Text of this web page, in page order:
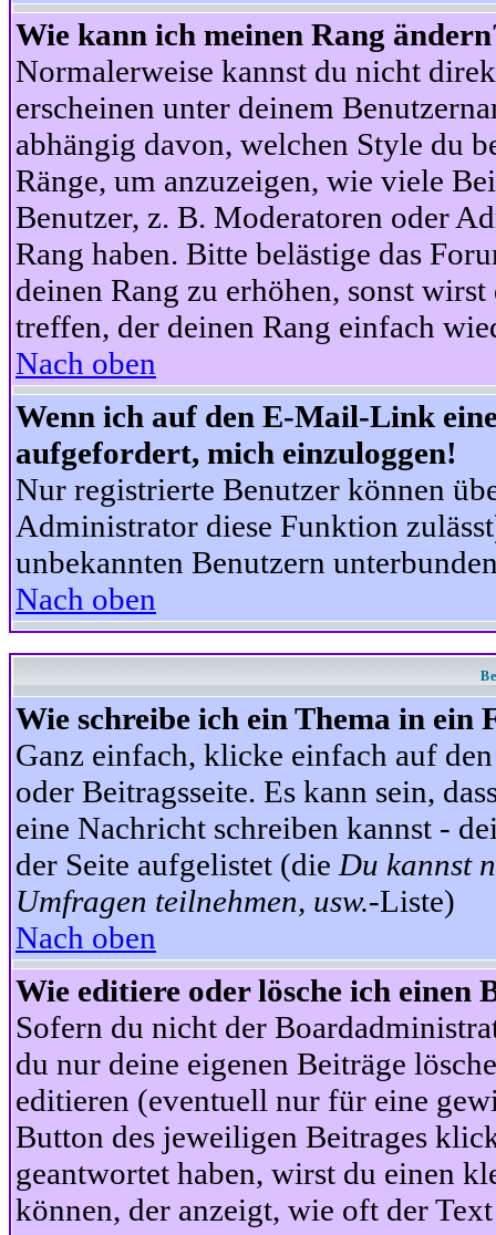
Wie kann ich meinen Rang
Normalerweise kannst du nicht
erscheinen unter deinem
abhängig davon, welchen Style du
Ränge, um anzuzeigen, wie viele
Benutzer, z. B. Moderatoren oder
Rang haben. Bitte belästige das
deinen Rang zu erhöhen, sonst
treffen, der deinen Rang einfach
Nach oben
Wenn ich auf den E-Mail-Link
aufgefordert, mich einzuloggen!
Nur registrierte Benutzer können
Administrator diese Funktion
unbekannten Benutzern
Nach oben
Wie schreibe ich ein Thema in ein
Ganz einfach, klicke einfach auf
oder Beitragsseite. Es kann sein,
eine Nachricht schreiben kannst -
der Seite aufgelistet (die Du kannst
Umfragen teilnehmen, usw.-Liste)
Nach oben
Wie editiere oder lösche ich einen
Sofern du nicht der
du nur deine eigenen Beiträge
editieren (eventuell nur für eine
Button des jeweiligen Beitrages
geantwortet haben, wirst du einen
können, der anzeigt, wie oft der